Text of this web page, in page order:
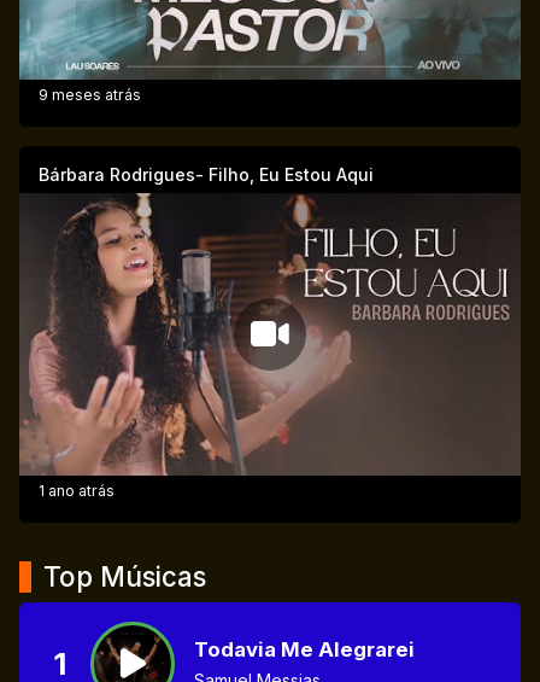
9 meses atrás
Bárbara Rodrigues- Filho, Eu Estou Aqui
1 ano atrás
Top Músicas
1 Todavia Me Alegrarei